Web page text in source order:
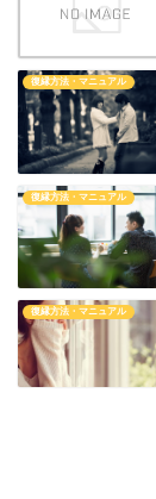
復縁方法・マニュアル
復縁方法・マニュアル
復縁方法・マニュアル